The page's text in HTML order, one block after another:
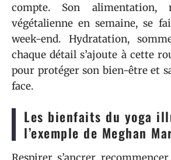
compte. Son alimentation,
végétalienne en semaine, se
week-end. Hydratation,
chaque détail s’ajoute à cette
pour protéger son bien-être et
face.
Les bienfaits du yoga
l’exemple de Meghan
Respirer, s’ancrer,